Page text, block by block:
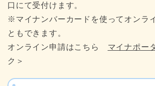
口にて受付けます。
※マイナンバーカードを使ってオンラ
ともできます。
オンライン申請はこちら マイナポー
ク＞